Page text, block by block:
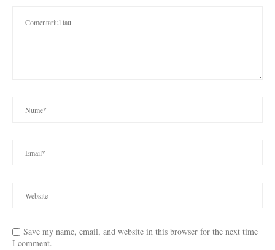
Save my name, email, and website in this browser for the next time
I comment.